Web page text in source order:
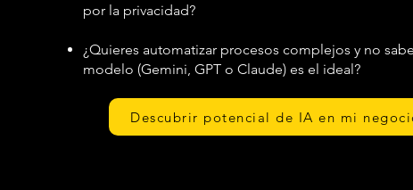
por la privacidad?
¿Quieres automatizar procesos complejos y no
modelo (Gemini, GPT o Claude) es el ideal?
Descubrir potencial de IA en mi